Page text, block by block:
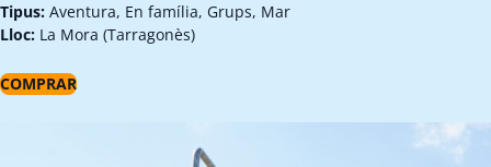
Tipus: Aventura, En família, Grups, Mar
Lloc: La Mora (Tarragonès)
COMPRAR